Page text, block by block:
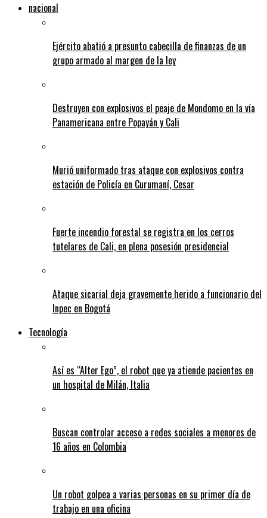
nacional
Ejército abatió a presunto cabecilla de finanzas de un
grupo armado al margen de la ley
Destruyen con explosivos el peaje de Mondomo en la vía
Panamericana entre Popayán y Cali
Murió uniformado tras ataque con explosivos contra
estación de Policía en Curumaní, Cesar
Fuerte incendio forestal se registra en los cerros
tutelares de Cali, en plena posesión presidencial
Ataque sicarial deja gravemente herido a funcionario del
Inpec en Bogotá
Tecnología
Así es “Alter Ego”, el robot que ya atiende pacientes en
un hospital de Milán, Italia
Buscan controlar acceso a redes sociales a menores de
16 años en Colombia
Un robot golpea a varias personas en su primer día de
trabajo en una oficina